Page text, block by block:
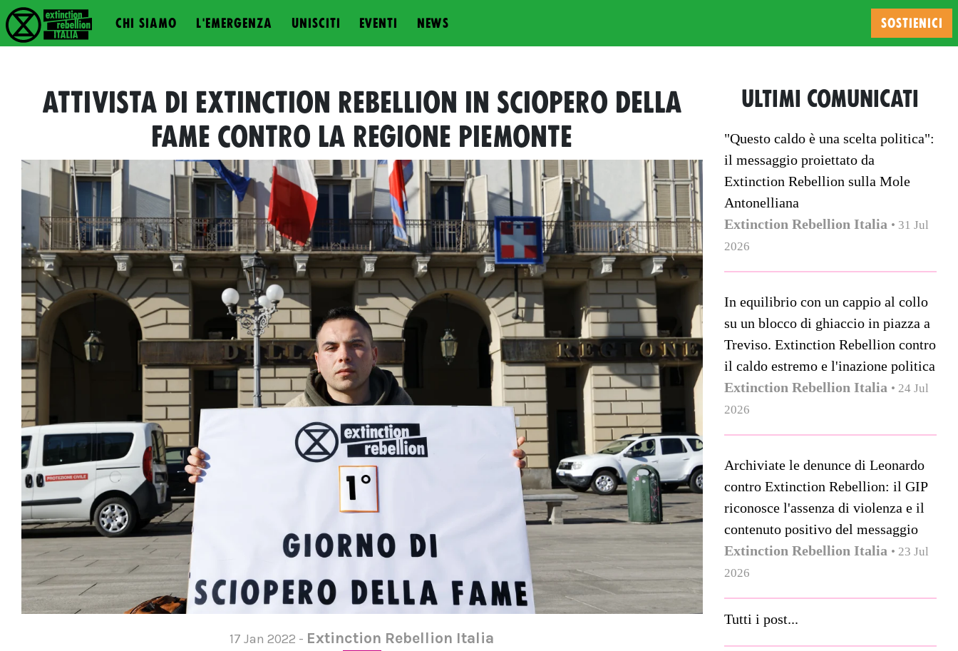
CHI SIAMO L'EMERGENZA UNISCITI EVENTI NEWS SOSTIENICI
ATTIVISTA DI EXTINCTION REBELLION IN SCIOPERO DELLA
FAME CONTRO LA REGIONE PIEMONTE
17 Jan 2022 - Extinction Rebellion Italia
ULTIMI COMUNICATI
"Questo caldo è una scelta politica":
il messaggio proiettato da
Extinction Rebellion sulla Mole
Antonelliana
Extinction Rebellion Italia • 31 Jul
2026
In equilibrio con un cappio al collo
su un blocco di ghiaccio in piazza a
Treviso. Extinction Rebellion contro
il caldo estremo e l'inazione politica
Extinction Rebellion Italia • 24 Jul
2026
Archiviate le denunce di Leonardo
contro Extinction Rebellion: il GIP
riconosce l'assenza di violenza e il
contenuto positivo del messaggio
Extinction Rebellion Italia • 23 Jul
2026
Tutti i post...